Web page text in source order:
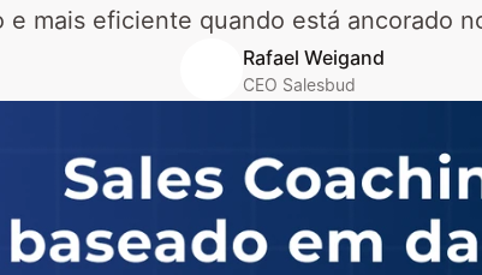
e mais eficiente quando está ancorado
Rafael Weigand
CEO Salesbud